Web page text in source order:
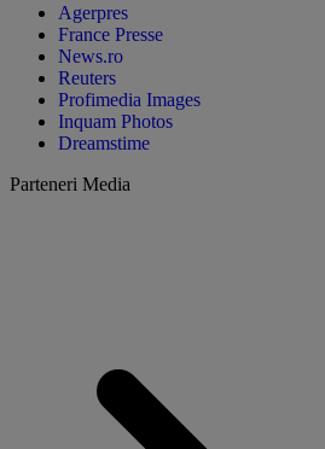
Agerpres
France Presse
News.ro
Reuters
Profimedia Images
Inquam Photos
Dreamstime
Parteneri Media